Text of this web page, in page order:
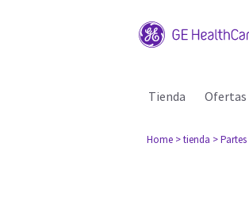
Tienda Ofertas
Home > tienda > Partes